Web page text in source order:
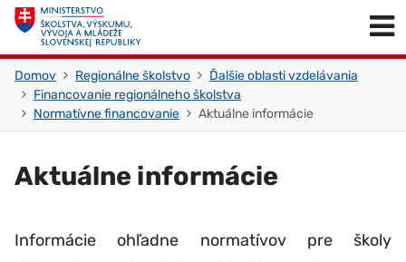
Skočiť na obsah
Domov Regionálne školstvo
Ďalšie oblasti vzdelávania
Financovanie regionálneho školstva
Normatívne financovanie
Aktuálne informácie
Aktuálne informácie
Informácie ohľadne normatívov pre školy
Skočiť na začiatok stránky